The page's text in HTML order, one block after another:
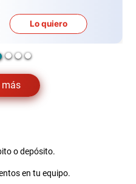
más
Lo quiero
o depósito.
en tu equipo.